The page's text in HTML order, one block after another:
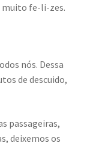
muito fe-li-zes.
nós. Dessa
de descuido,
passageiras,
deixemos os